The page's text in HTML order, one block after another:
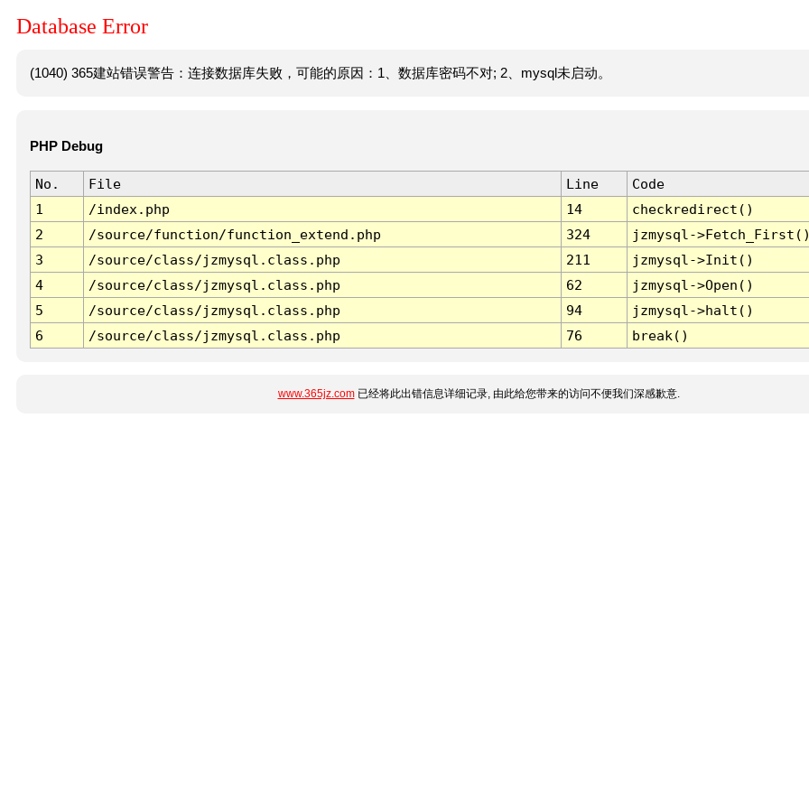
Database Error
(1040) 365建站错误警告：连接数据库失败，可能的原因：1、数据库密码不对; 2、mysql未启动。
PHP Debug
No. File Line
Code
1
/index.php 14
checkredirect()
2
/source/function/function_extend.php 324
jzmysql-
3
/source/class/jzmysql.class.php 211
jzmysql->Init()
4
/source/class/jzmysql.class.php 62
jzmysql->Open()
5
/source/class/jzmysql.class.php 94
jzmysql->halt()
6
/source/class/jzmysql.class.php 76 break()
www.365jz.com已经将此出错信息详细记录, 由此给您带来的访问不便我们深感歉意.